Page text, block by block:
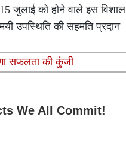
जुलाई को होने वाले इस विशाल
उपस्थिति की सहमति प्रदान
सफलता की कुंजी